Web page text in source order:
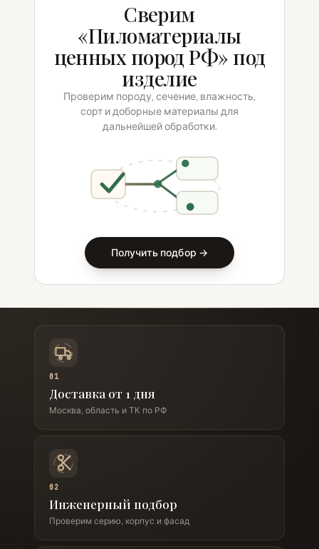
Сверим
«Пиломатериалы
ценных пород РФ» под
изделие
Проверим породу, сечение, влажность,
сорт и доборные материалы для
дальнейшей обработки.
Получить подбор →
01
Доставка от 1 дня
Москва, область и ТК по РФ
02
Инженерный подбор
Проверим серию, корпус и фасад